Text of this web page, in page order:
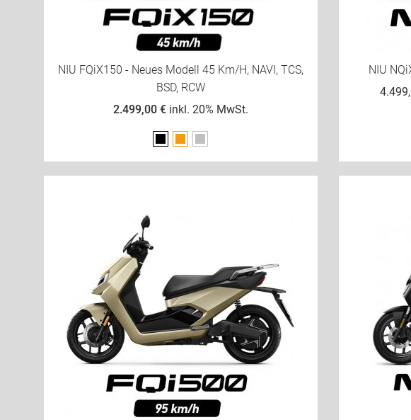
NIU FQiX150 - Neues Modell 45 Km/h, NAVI, TCS,
BSD, RCW
2.499,00 €inkl. 20% MwSt.
Schwarz
OrangeSilber
NIU